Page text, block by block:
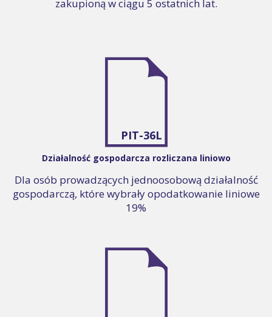
zakupioną w ciągu 5 ostatnich lat.
PIT-36L
Działalność gospodarcza rozliczana liniowo
Dla osób prowadzących jednoosobową działalność
gospodarczą, które wybrały opodatkowanie liniowe
19%